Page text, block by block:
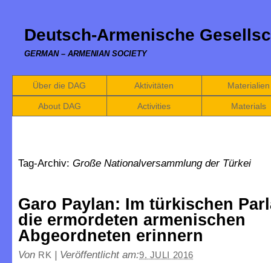
Deutsch-Armenische
GERMAN – ARMENIAN SOCIETY
Über die DAG Aktivitäten Materialien
About DAG Activities Materials
Tag-Archiv: Große Nationalversammlung der Türkei
Garo Paylan: Im türkischen
die ermordeten armenischen
Abgeordneten erinnern
Von RK | Veröffentlicht am:9. JULI 2016